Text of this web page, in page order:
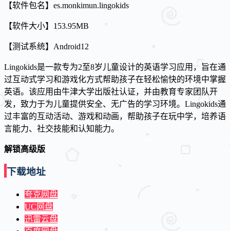
【软件包名】es.monkimun.lingokids
【软件大小】153.95MB
【测试系统】Android12
Lingokids是一款专为2至8岁儿童设计的英语学习应用，旨在通
过互动式学习和游戏化方式帮助孩子在轻松愉快的环境中掌握
英语。该应用由牛津大学出版社认证，并由教育专家团队开
发，致力于为儿童提供安全、无广告的学习环境。Lingokids通
过丰富的互动活动、游戏和动画，帮助孩子在玩中学，培养语
言能力、社交技能和认知能力。
解锁高级版
下载地址
夸克网盘
UC网盘
迅雷云盘